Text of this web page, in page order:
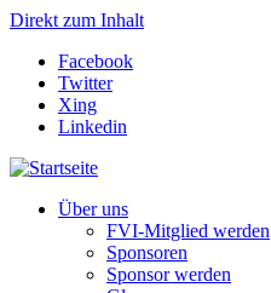
Direkt zum Inhalt
Facebook
Twitter
Xing
Linkedin
Über uns
FVI-Mitglied werden
Sponsoren
Sponsor werden